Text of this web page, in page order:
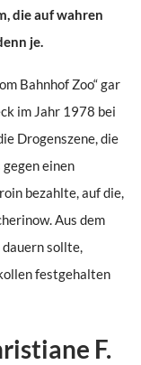
die auf wahren
je.
Bahnhof Zoo“ gar
im Jahr 1978 bei
Drogenszene, die
einen
bezahlte, auf die,
Aus dem
sollte,
festgehalten
F.